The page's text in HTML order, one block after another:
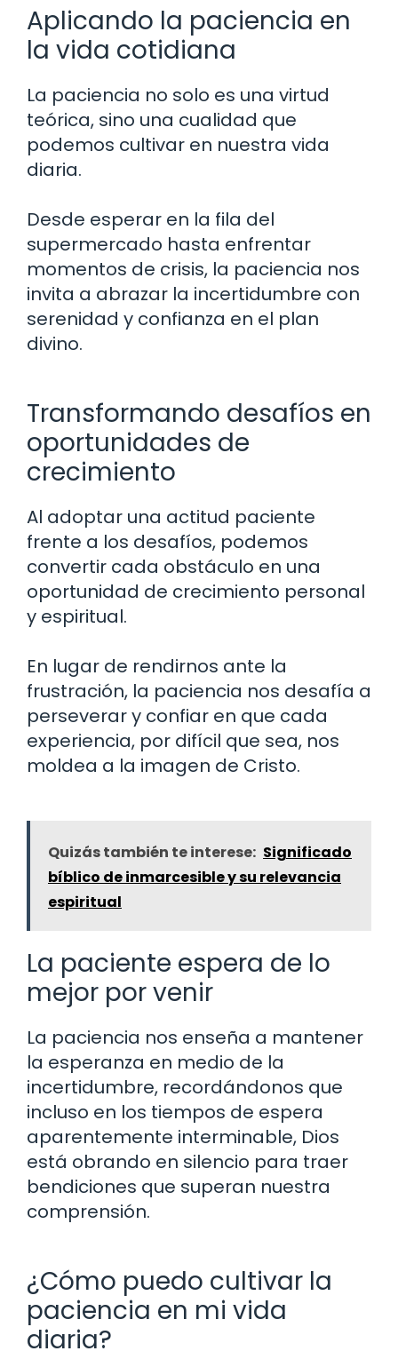
Aplicando la paciencia en
la vida cotidiana
La paciencia no solo es una virtud
teórica, sino una cualidad que
podemos cultivar en nuestra vida
diaria.
Desde esperar en la fila del
supermercado hasta enfrentar
momentos de crisis, la paciencia nos
invita a abrazar la incertidumbre con
serenidad y confianza en el plan
divino.
Transformando desafíos en
oportunidades de
crecimiento
Al adoptar una actitud paciente
frente a los desafíos, podemos
convertir cada obstáculo en una
oportunidad de crecimiento personal
y espiritual.
En lugar de rendirnos ante la
frustración, la paciencia nos desafía a
perseverar y confiar en que cada
experiencia, por difícil que sea, nos
moldea a la imagen de Cristo.
Quizás también te interese: Significado
bíblico de inmarcesible y su relevancia
espiritual
La paciente espera de lo
mejor por venir
La paciencia nos enseña a mantener
la esperanza en medio de la
incertidumbre, recordándonos que
incluso en los tiempos de espera
aparentemente interminable, Dios
está obrando en silencio para traer
bendiciones que superan nuestra
comprensión.
¿Cómo puedo cultivar la
paciencia en mi vida
diaria?